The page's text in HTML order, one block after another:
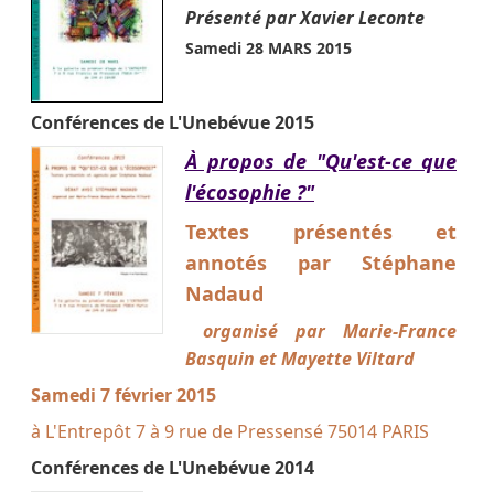
Présenté par Xavier Leconte
Samedi 28 MARS 2015
Conférences de L'Unebévue 2015
À propos de "Qu'est-ce que
l'écosophie ?"
Textes présentés et
annotés par Stéphane
Nadaud
organisé par Marie-France
Basquin et Mayette Viltard
Samedi 7 février 2015
à L'Entrepôt 7 à 9 rue de Pressensé 75014 PARIS
Conférences de L'Unebévue 2014